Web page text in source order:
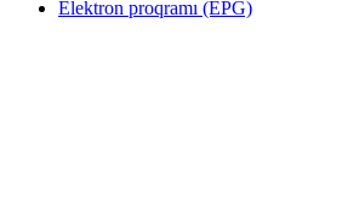
Elektron proqramı (EPG)